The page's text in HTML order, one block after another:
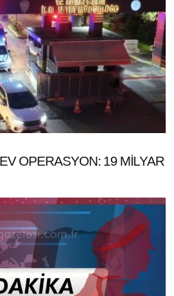
OPERASYON: 19 MİLYAR